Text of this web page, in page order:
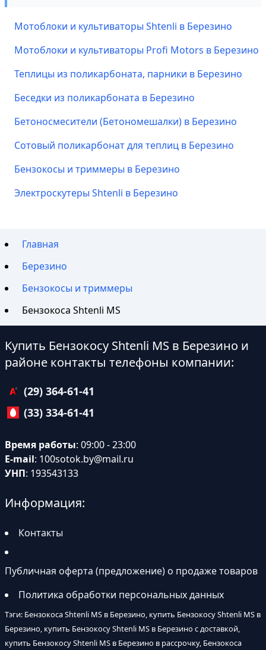
Мотоблоки и культиваторы Shtenli в Березино
Мотоблоки и культиваторы Profi Motors в Березино
Теплицы из поликарбоната, парники в Березино
Беседки из поликарбоната в Березино
Бетоносмесители (Бетономешалки) в Березино
Сотовый поликарбонат для теплиц в Березино
Бензокосы и триммеры в Березино
Электроскутеры Shtenli в Березино
Главная
Березино
Бензокосы и триммеры
Бензокоса Shtenli MS
Купить Бензокосу Shtenli MS в Березино и
районе контакты телефоны компании:
(29) 364-61-41
(33) 334-61-41
Время работы: 09:00 - 23:00
E-mail: 100sotok.by@mail.ru
УНП: 193543133
Информация:
Контакты
Публичная оферта (предложение) о продаже товаров
Политика обработки персональных данных
Тэги: Бензокоса Shtenli MS в Березино, купить Бензокосу Shtenli MS в
Березино, купить Бензокосу Shtenli MS в Березино с доставкой,
купить Бензокосу Shtenli MS в Березино в рассрочку, Бензокоса